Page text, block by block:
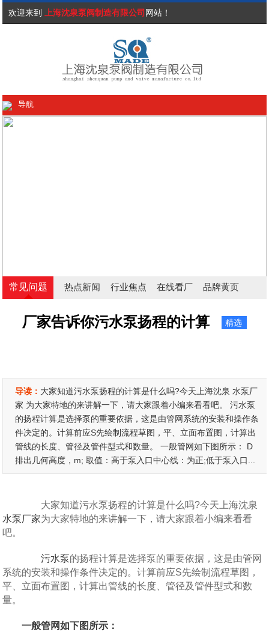
欢迎来到 上海沈泉泵阀制造有限公司 网站！
导航
常见问题 热点新闻 行业焦点 在线看厂 品牌黄页
厂家告诉你污水泵扬程的计算 精选
导读： 大家知道污水泵扬程的计算是什么吗?今天上海沈泉 水泵厂
家 为大家特地的来讲解一下，请大家跟着小编来看看吧。 污水泵
的扬程计算是选择泵的重要依据，这是由管网系统的安装和操作条
件决定的。计算前应S先绘制流程草图，平、立面布置图，计算出
管线的长度、管径及管件型式和数量。 一般管网如下图所示： D
排出几何高度，m; 取值：高于泵入口中心线：为正;低于泵入口...
大家知道污水泵扬程的计算是什么吗?今天上海沈泉
水泵厂家为大家特地的来讲解一下，请大家跟着小编来看看
吧。
污水泵的扬程计算是选择泵的重要依据，这是由管网
系统的安装和操作条件决定的。计算前应S先绘制流程草图，
平、立面布置图，计算出管线的长度、管径及管件型式和数
量。
一般管网如下图所示：